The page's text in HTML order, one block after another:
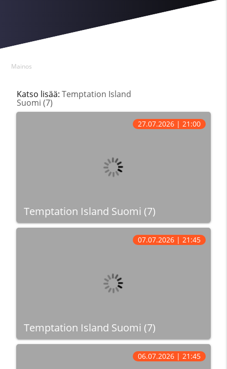
Mainos
Katso lisää: Temptation Island
Suomi (7)
Temptation Island Suomi (7)
27.07.2026 | 21:00
Temptation Island Suomi (7)
07.07.2026 | 21:45
06.07.2026 | 21:45